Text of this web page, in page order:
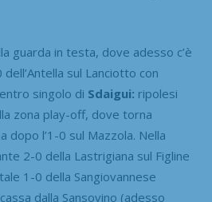
guarda in testa, dove adesso c’è
sul Lanciotto con
singolo di Sdaigui: ripolesi
zona play-off, dove torna
dopo l’1-0 sul Mazzola. Nella
2-0 della Lastrigiana sul Figline
1-0 della Sangiovannese
dalla Sansovino (adesso